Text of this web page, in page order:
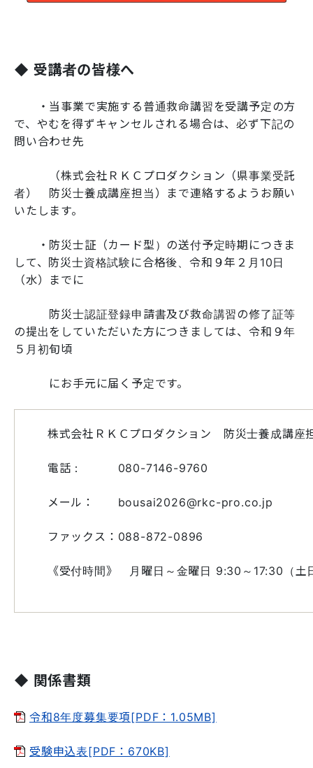
◆ 受講者の皆様へ
・当事業で実施する普通救命講習を受講予定の方
で、やむを得ずキャンセルされる場合は、必ず下記の
問い合わせ先
（株式会社ＲＫＣプロダクション（県事業受託
者） 防災士養成講座担当）まで連絡するようお願い
いたします。
・防災士証（カード型）の送付予定時期につきま
して、防災士資格試験に合格後、令和９年２月10日
（水）までに
防災士認証登録申請書及び救命講習の修了証等
の提出をしていただいた方につきましては、令和９年
５月初旬頃
にお手元に届く予定です。
株式会社ＲＫＣプロダクション 防災士養成講座
電話： 080-7146-9760
メール： bousai2026@rkc-pro.co.jp
ファックス：088-872-0896
《受付時間》 月曜日～金曜日 9:30～17:30
◆ 関係書類
令和8年度募集要項[PDF：1.05MB]
受験申込表[PDF：670KB]